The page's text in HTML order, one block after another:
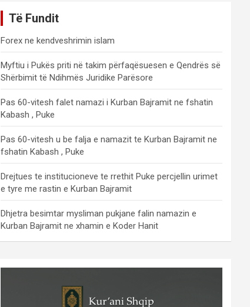
Të Fundit
Forex ne kendveshrimin islam
Myftiu i Pukës priti në takim përfaqësuesen e Qendrës së
Shërbimit të Ndihmës Juridike Parësore
Pas 60-vitesh falet namazi i Kurban Bajramit ne fshatin
Kabash , Puke
Pas 60-vitesh u be falja e namazit te Kurban Bajramit ne
fshatin Kabash , Puke
Drejtues te institucioneve te rrethit Puke percjellin urimet
e tyre me rastin e Kurban Bajramit
Dhjetra besimtar mysliman pukjane falin namazin e
Kurban Bajramit ne xhamin e Koder Hanit